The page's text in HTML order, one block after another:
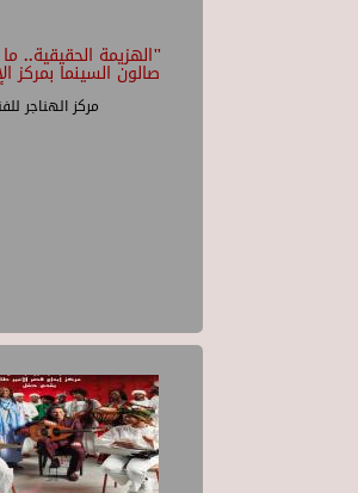
"الهزيمة
صالون السينما بمركز
مركز الهناجر